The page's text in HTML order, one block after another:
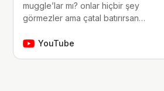
muggle’lar mı? onlar hiçbir şey
görmezler ama çatal batırırsan
çocukluğumdan beri tutkunu olduğum
YouTube